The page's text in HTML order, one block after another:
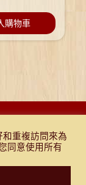
購物車
|TEST
重複訪問來為
同意使用所有